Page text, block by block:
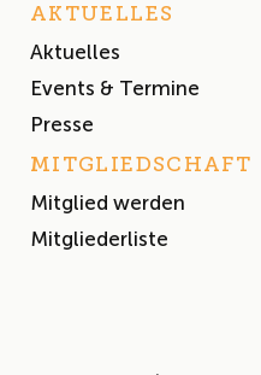
AKTUELLES
Aktuelles
Events & Termine
Presse
MITGLIEDSCHAFT
Mitglied werden
Mitgliederliste